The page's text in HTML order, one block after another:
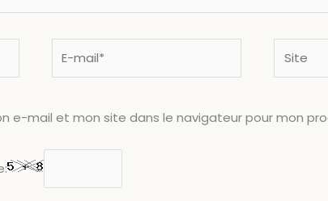
e-mail et mon site dans le navigateur pour mon